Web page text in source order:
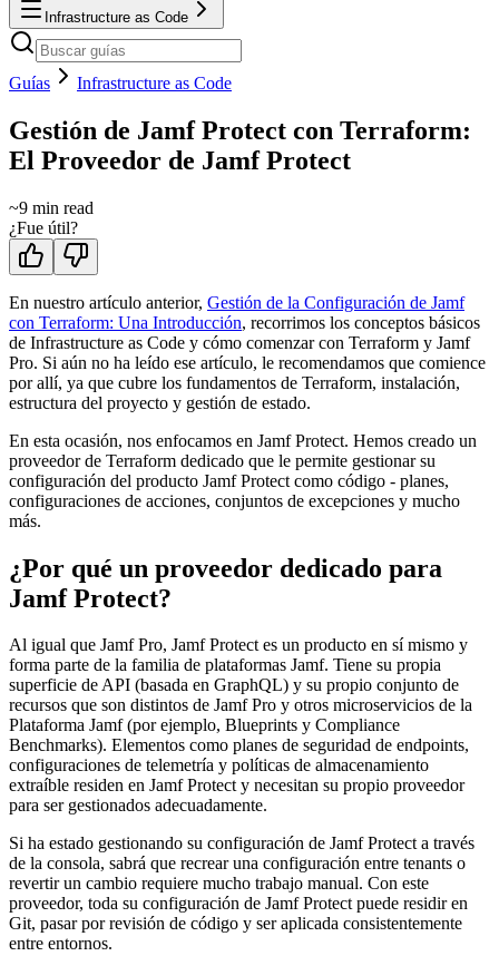
Infrastructure as Code
Guías Infrastructure as Code
Gestión de Jamf Protect con Terraform:
El Proveedor de Jamf Protect
~9 min read
¿Fue útil?
En nuestro artículo anterior, Gestión de la Configuración de Jamf
con Terraform: Una Introducción, recorrimos los conceptos básicos
de Infrastructure as Code y cómo comenzar con Terraform y Jamf
Pro. Si aún no ha leído ese artículo, le recomendamos que comience
por allí, ya que cubre los fundamentos de Terraform, instalación,
estructura del proyecto y gestión de estado.
En esta ocasión, nos enfocamos en Jamf Protect. Hemos creado un
proveedor de Terraform dedicado que le permite gestionar su
configuración del producto Jamf Protect como código - planes,
configuraciones de acciones, conjuntos de excepciones y mucho
más.
¿Por qué un proveedor dedicado para
Jamf Protect?
Al igual que Jamf Pro, Jamf Protect es un producto en sí mismo y
forma parte de la familia de plataformas Jamf. Tiene su propia
superficie de API (basada en GraphQL) y su propio conjunto de
recursos que son distintos de Jamf Pro y otros microservicios de la
Plataforma Jamf (por ejemplo, Blueprints y Compliance
Benchmarks). Elementos como planes de seguridad de endpoints,
configuraciones de telemetría y políticas de almacenamiento
extraíble residen en Jamf Protect y necesitan su propio proveedor
para ser gestionados adecuadamente.
Si ha estado gestionando su configuración de Jamf Protect a través
de la consola, sabrá que recrear una configuración entre tenants o
revertir un cambio requiere mucho trabajo manual. Con este
proveedor, toda su configuración de Jamf Protect puede residir en
Git, pasar por revisión de código y ser aplicada consistentemente
entre entornos.